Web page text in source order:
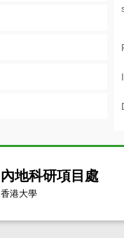
內地科研項目處
香港大學